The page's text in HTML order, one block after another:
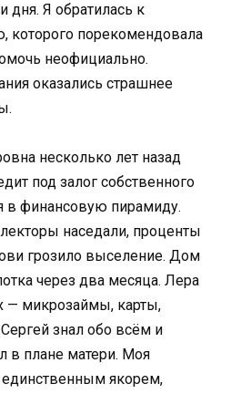
дня. Я обратилась к
порекомендовала
неофициально.
оказались страшнее
несколько лет назад
под залог собственного
в финансовую пирамиду.
наседали, проценты
грозило выселение. Дом
через два месяца. Лера
— микрозаймы, карты,
знал обо всём и
в плане матери. Моя
единственным якорем,